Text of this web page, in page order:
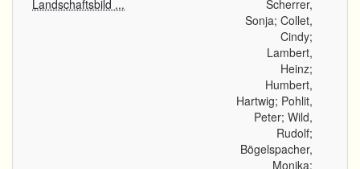
Landschaftsbild ...
Scherrer,
Sonja; Collet,
Cindy;
Lambert,
Heinz;
Humbert,
Hartwig; Pohlit,
Peter; Wild,
Rudolf;
Bögelspacher,
Monika;